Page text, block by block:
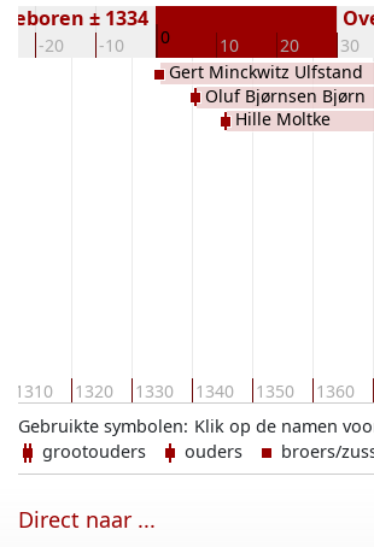
-20 -10 0 10 20 30
Geboren ± 1334
1310 1320 1330 1340 1350 1360
Gert Minckwitz Ulfstand
Oluf Bjørnsen Bjørn
Hille Moltke
Klik op de namen
Gebruikte symbolen:
grootouders
ouders broers/
Direct naar ...